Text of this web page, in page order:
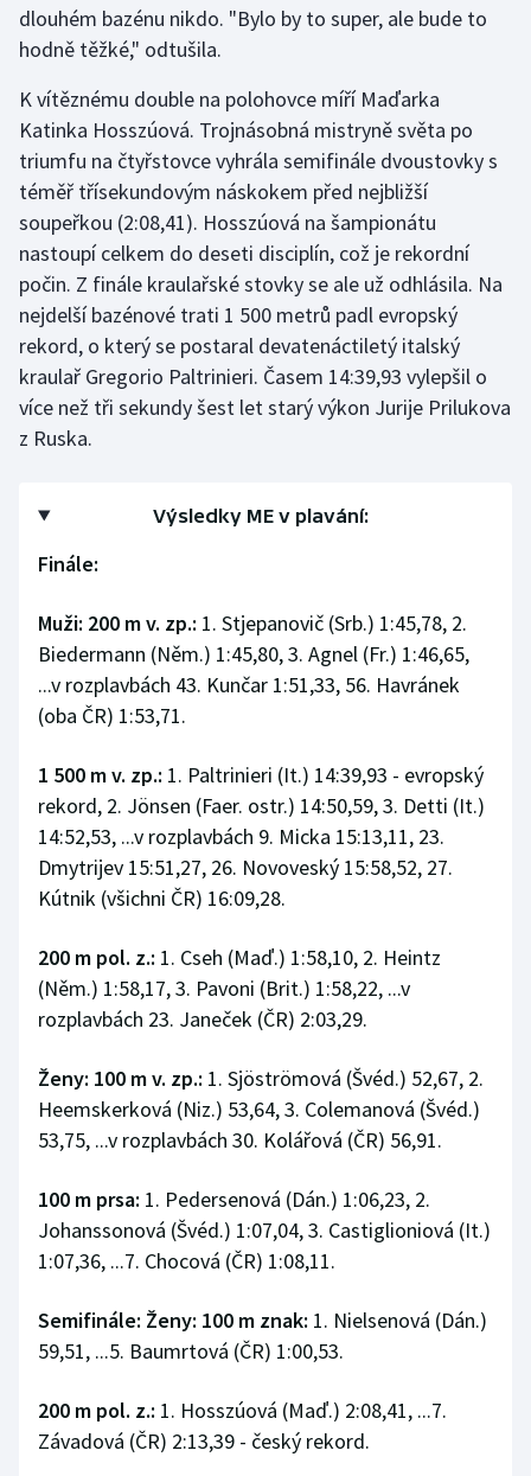
dlouhém bazénu nikdo. "Bylo by to super, ale bude to
hodně těžké," odtušila.
K vítěznému double na polohovce míří Maďarka
Katinka Hosszúová. Trojnásobná mistryně světa po
triumfu na čtyřstovce vyhrála semifinále dvoustovky s
téměř třísekundovým náskokem před nejbližší
soupeřkou (2:08,41). Hosszúová na šampionátu
nastoupí celkem do deseti disciplín, což je rekordní
počin. Z finále kraulařské stovky se ale už odhlásila. Na
nejdelší bazénové trati 1 500 metrů padl evropský
rekord, o který se postaral devatenáctiletý italský
kraulař Gregorio Paltrinieri. Časem 14:39,93 vylepšil o
více než tři sekundy šest let starý výkon Jurije Prilukova
z Ruska.
Výsledky ME v plavání:
Finále:
Muži: 200 m v. zp.: 1. Stjepanovič (Srb.) 1:45,78, 2.
Biedermann (Něm.) 1:45,80, 3. Agnel (Fr.) 1:46,65,
...v rozplavbách 43. Kunčar 1:51,33, 56. Havránek
(oba ČR) 1:53,71.
1 500 m v. zp.: 1. Paltrinieri (It.) 14:39,93 - evropský
rekord, 2. Jönsen (Faer. ostr.) 14:50,59, 3. Detti (It.)
14:52,53, ...v rozplavbách 9. Micka 15:13,11, 23.
Dmytrijev 15:51,27, 26. Novoveský 15:58,52, 27.
Kútnik (všichni ČR) 16:09,28.
200 m pol. z.: 1. Cseh (Maď.) 1:58,10, 2. Heintz
(Něm.) 1:58,17, 3. Pavoni (Brit.) 1:58,22, ...v
rozplavbách 23. Janeček (ČR) 2:03,29.
Ženy: 100 m v. zp.: 1. Sjöströmová (Švéd.) 52,67, 2.
Heemskerková (Niz.) 53,64, 3. Colemanová (Švéd.)
53,75, ...v rozplavbách 30. Kolářová (ČR) 56,91.
100 m prsa: 1. Pedersenová (Dán.) 1:06,23, 2.
Johanssonová (Švéd.) 1:07,04, 3. Castiglioniová (It.)
1:07,36, ...7. Chocová (ČR) 1:08,11.
Semifinále: Ženy: 100 m znak: 1. Nielsenová (Dán.)
59,51, ...5. Baumrtová (ČR) 1:00,53.
200 m pol. z.: 1. Hosszúová (Maď.) 2:08,41, ...7.
Závadová (ČR) 2:13,39 - český rekord.